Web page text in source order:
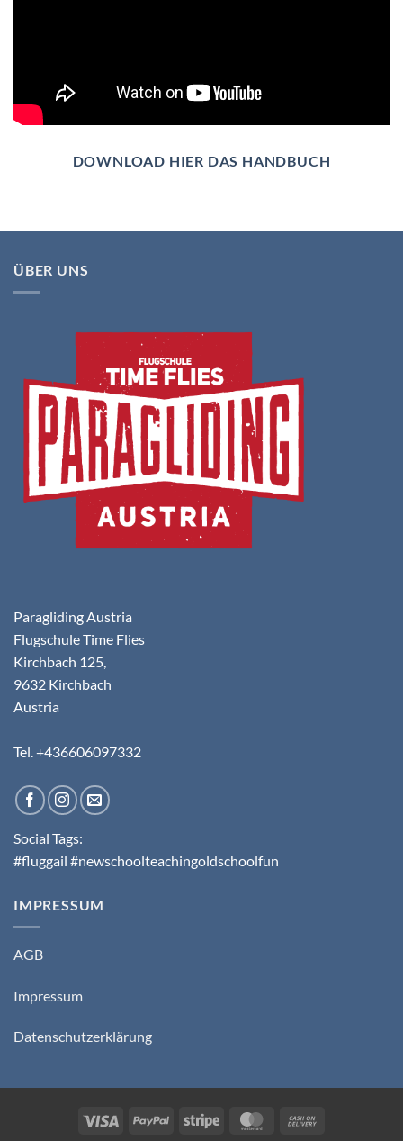
DOWNLOAD HIER DAS HANDBUCH
ÜBER UNS
Paragliding Austria
Flugschule Time Flies
Kirchbach 125,
9632 Kirchbach
Austria
Tel. +436606097332
Social Tags:
#fluggail #newschoolteachingoldschoolfun
IMPRESSUM
AGB
Impressum
Datenschutzerklärung
Visa PayPal Stripe MasterCard